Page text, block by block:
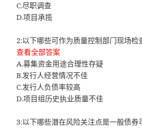
C.尽职调查
D.项目承揽
2:以下哪些可作为质量控制部门现场
查看全部答案
A.募集资金用途合理性存疑
B.发行人经营情况不佳
C.发行人负债率较高
D.项目组历史执业质量不佳
3:以下哪些潜在风险关注点是一般债券